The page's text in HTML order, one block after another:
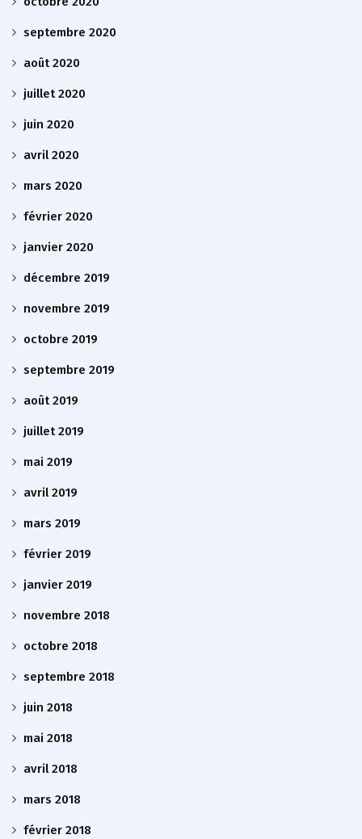
septembre 2020
août 2020
juillet 2020
juin 2020
avril 2020
mars 2020
février 2020
janvier 2020
décembre 2019
novembre 2019
octobre 2019
septembre 2019
août 2019
juillet 2019
mai 2019
avril 2019
mars 2019
février 2019
janvier 2019
novembre 2018
octobre 2018
septembre 2018
juin 2018
mai 2018
avril 2018
mars 2018
février 2018